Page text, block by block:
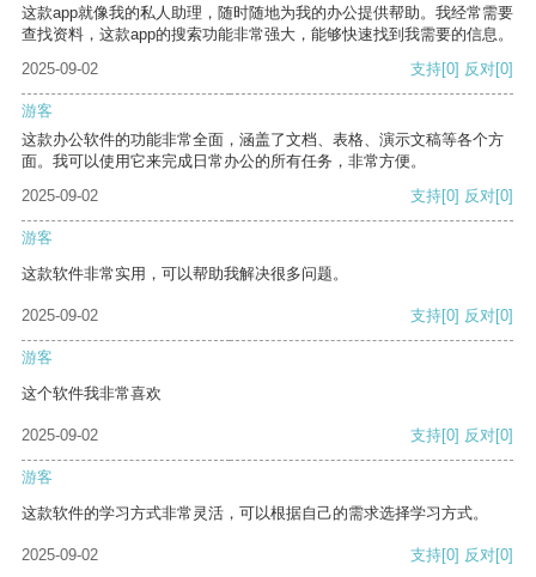
这款app就像我的私人助理，随时随地为我的办公提供帮助。我经常需要
查找资料，这款app的搜索功能非常强大，能够快速找到我需要的信息。
2025-09-02
支持[0] 反对[0]
游客
这款办公软件的功能非常全面，涵盖了文档、表格、演示文稿等各个方
面。我可以使用它来完成日常办公的所有任务，非常方便。
2025-09-02
支持[0] 反对[0]
游客
这款软件非常实用，可以帮助我解决很多问题。
2025-09-02 支持[0] 反对[0]
游客
这个软件我非常喜欢
2025-09-02 支持[0] 反对[0]
游客
这款软件的学习方式非常灵活，可以根据自己的需求选择学习方式。
2025-09-02 支持[0] 反对[0]